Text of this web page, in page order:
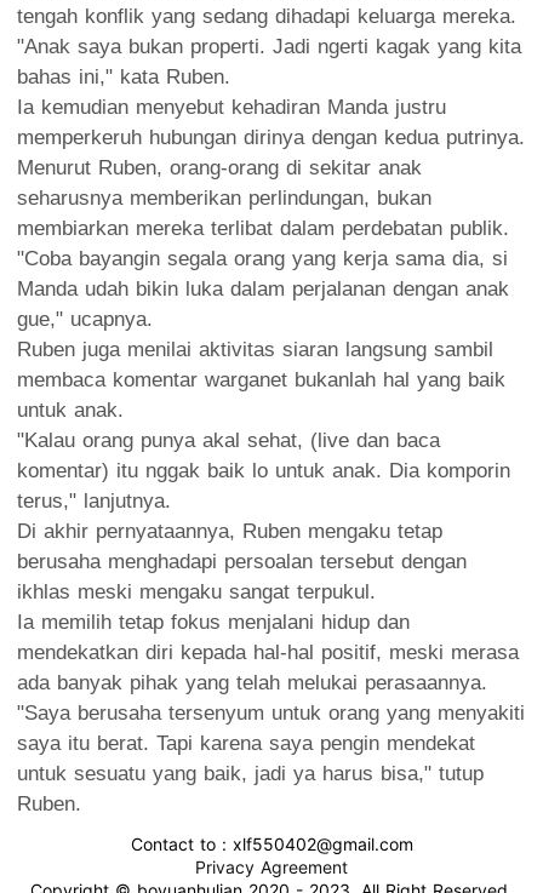
tengah konflik yang sedang dihadapi keluarga mereka.
"Anak saya bukan properti. Jadi ngerti kagak yang kita
bahas ini," kata Ruben.
Ia kemudian menyebut kehadiran Manda justru
memperkeruh hubungan dirinya dengan kedua putrinya.
Menurut Ruben, orang-orang di sekitar anak
seharusnya memberikan perlindungan, bukan
membiarkan mereka terlibat dalam perdebatan publik.
"Coba bayangin segala orang yang kerja sama dia, si
Manda udah bikin luka dalam perjalanan dengan anak
gue," ucapnya.
Ruben juga menilai aktivitas siaran langsung sambil
membaca komentar warganet bukanlah hal yang baik
untuk anak.
"Kalau orang punya akal sehat, (live dan baca
komentar) itu nggak baik lo untuk anak. Dia komporin
terus," lanjutnya.
Di akhir pernyataannya, Ruben mengaku tetap
berusaha menghadapi persoalan tersebut dengan
ikhlas meski mengaku sangat terpukul.
Ia memilih tetap fokus menjalani hidup dan
mendekatkan diri kepada hal-hal positif, meski merasa
ada banyak pihak yang telah melukai perasaannya.
"Saya berusaha tersenyum untuk orang yang menyakiti
saya itu berat. Tapi karena saya pengin mendekat
untuk sesuatu yang baik, jadi ya harus bisa," tutup
Ruben.
Contact to : xlf550402@gmail.com
Privacy Agreement